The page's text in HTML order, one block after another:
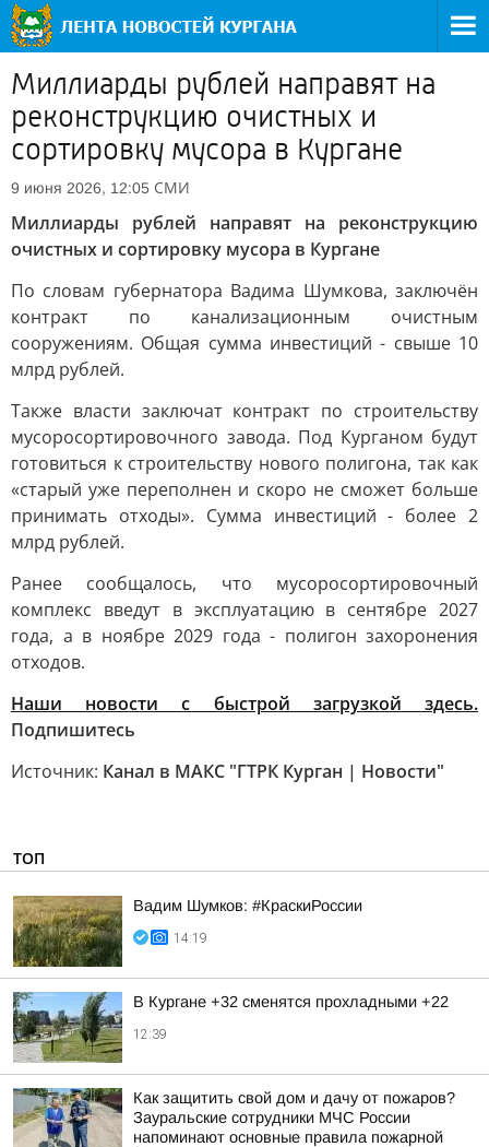
Миллиарды рублей направят на
реконструкцию очистных и
сортировку мусора в Кургане
9 июня 2026, 12:05 СМИ
Миллиарды рублей направят на реконструкцию
очистных и сортировку мусора в Кургане
По словам губернатора Вадима Шумкова, заключён
контракт по канализационным очистным
сооружениям. Общая сумма инвестиций - свыше 10
млрд рублей.
Также власти заключат контракт по строительству
мусоросортировочного завода. Под Курганом будут
готовиться к строительству нового полигона, так как
«старый уже переполнен и скоро не сможет больше
принимать отходы». Сумма инвестиций - более 2
млрд рублей.
Ранее сообщалось, что мусоросортировочный
комплекс введут в эксплуатацию в сентябре 2027
года, а в ноябре 2029 года - полигон захоронения
отходов.
Наши новости с быстрой загрузкой здесь.
Подпишитесь
Источник: Канал в МАКС "ГТРК Курган | Новости"
ТОП
Вадим Шумков: #КраскиРоссии
14:19
В Кургане +32 сменятся прохладными +22
12:39
Как защитить свой дом и дачу от пожаров?
Зауральские сотрудники МЧС России
напоминают основные правила пожарной